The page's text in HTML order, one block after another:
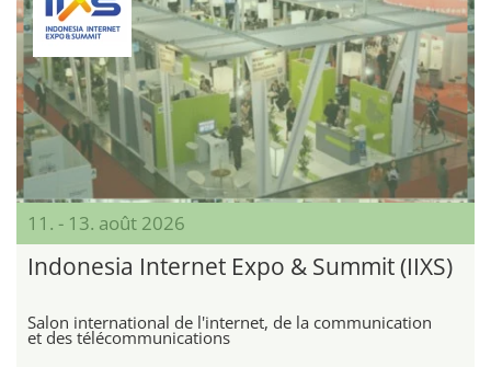
11. - 13. août 2026
Indonesia Internet Expo & Summit (IIXS)
Salon international de l'internet, de la communication
et des télécommunications